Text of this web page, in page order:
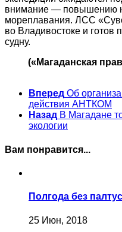
внимание — повышению
мореплавания. ЛСС
во Владивостоке и
судну.
(«Магаданская
Вперед Об
действия АНТКОМ
Назад В Магадане
экологии
Вам понравится...
Полгода без
25 Июн, 2018